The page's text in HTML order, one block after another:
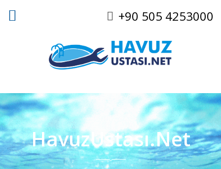
+90 505 4253000
HavuzUstası.Net